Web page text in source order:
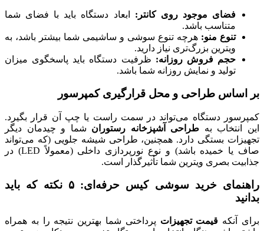
فضای موجود روی کانتر : ابعاد دستگاه باید با فضای شما
متناسب باشد.
تنوع منو: هرچه تنوع سوشی و ساشیمی شما بیشتر باشد، به
ویترین بزرگ‌تری نیاز دارید.
حجم فروش روزانه: ظرفیت دستگاه باید پاسخگوی میزان
تولید و نمایش روزانه شما باشد.
بر اساس طراحی و محل قرارگیری کمپرسور
کمپرسور دستگاه می‌تواند در سمت راست یا چپ آن قرار بگیرد.
این انتخاب به طراحی آشپزخانه رستوران شما و چیدمان دیگر
تجهیزات بستگی دارد. همچنین، طراحی شیشه جلویی (که می‌تواند
صاف یا خمیده باشد) و نوع نورپردازی داخلی (معمولاً LED) در
جذابیت بصری ویترین شما تأثیرگذار است.
راهنمای خرید سوشی کیس حرفه‌ای:۵ نکته که باید
بدانید
برای آنکه قیمت تجهیزات پرداختی شما بهترین نتیجه را به همراه